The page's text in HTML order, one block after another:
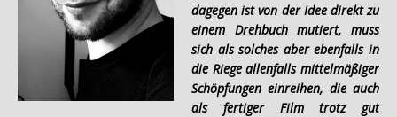
dagegen ist von der Idee direkt zu
einem Drehbuch mutiert, muss
sich als solches aber ebenfalls in
die Riege allenfalls mittelmäßiger
Schöpfungen einreihen, die auch
als fertiger Film trotz gut